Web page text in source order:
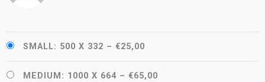
SMALL: 500 X 332 – €25,00
MEDIUM: 1000 X 664 – €65,00